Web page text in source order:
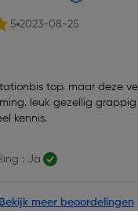
5 2023-08-25
top. maar deze
grappig
kennis.
: Ja
Bekijk meer beoordelingen